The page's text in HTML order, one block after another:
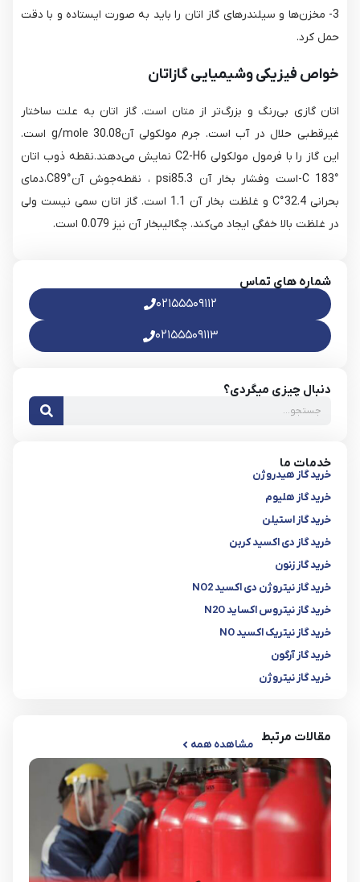
3- مخزن‌ها و سیلندرهای گاز اتان را باید به صورت ایستاده و با دقت
حمل کرد.
خواص فیزیکی وشیمیایی گازاتان
اتان گازی بی‌رنگ و بزرگ‌تر از متان است. گاز اتان به علت ساختار
غیرقطبی حلال در آب است. جرم مولکولی آن30.08 g/mole است.
این گاز را با فرمول مولکولی C2-H6 نمایش می‌دهند.نقطه ذوب اتان
°C 183-است وفشار بخار آن psi85.3 ، نقطه‌جوش آن°C89،دمای
بحرانی 32.4°C و غلظت بخار آن 1.1 است. گاز اتان سمی نیست ولی
در غلظت بالا خفگی ایجاد می‌کند. چگالیبخار آن نیز 0.079 است.
شماره های تماس
۰۲۱۵۵۵۰۹۱۱۲
۰۲۱۵۵۵۰۹۱۱۳
دنبال چیزی میگردی؟
خدمات ما
خرید گاز هیدروژن
خرید گاز هلیوم
خرید گاز استیلن
خرید گاز دی اکسید کربن
خرید گاز زنون
خرید گاز نیتروژن دی اکسید NO2
خرید گاز نیتروس اکساید N2O
خرید گاز نیتریک اکسید NO
خرید گاز آرگون
خرید گاز نیتروژن
مقالات مرتبط مشاهده همه